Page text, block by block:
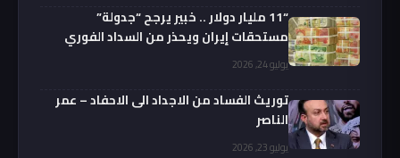
“11 مليار دولار .. خبير يرجح “جدولة”
مستحقات إيران ويحذر من السداد الفوري
يوليو 24, 2026
توريث الفساد من الاجداد الى الاحفاد – عمر
الناصر
يوليو 23, 2026